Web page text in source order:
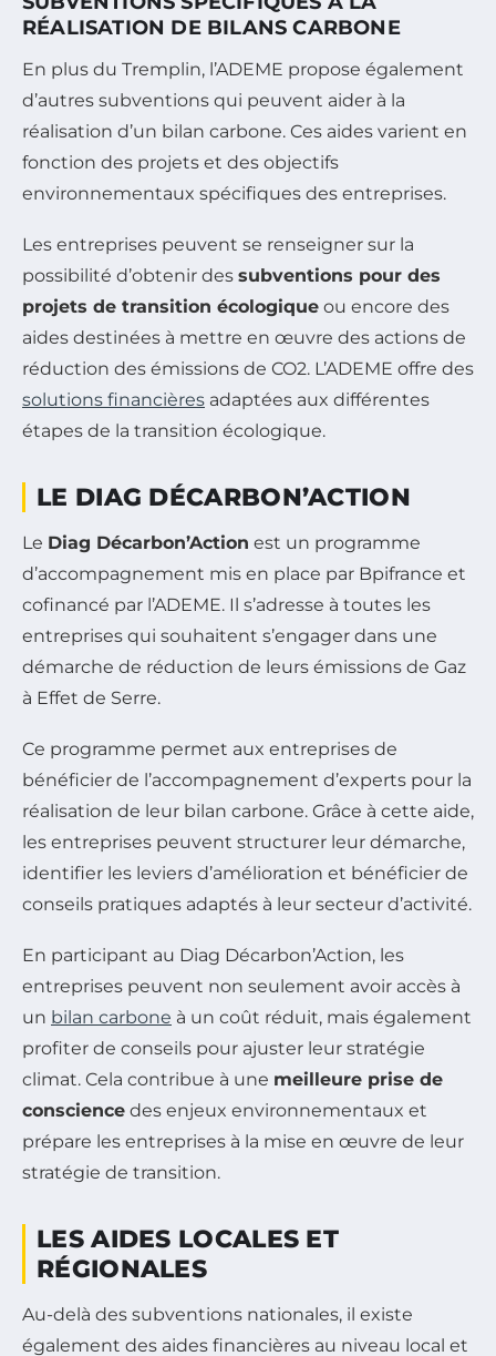
RÉALISATION DE BILANS CARBONE
En plus du Tremplin, l’ADEME propose également
d’autres subventions qui peuvent aider à la
réalisation d’un bilan carbone. Ces aides varient en
fonction des projets et des objectifs
environnementaux spécifiques des entreprises.
Les entreprises peuvent se renseigner sur la
possibilité d’obtenir des subventions pour des
projets de transition écologique ou encore des
aides destinées à mettre en œuvre des actions de
réduction des émissions de CO2. L’ADEME offre des
solutions financières adaptées aux différentes
étapes de la transition écologique.
LE DIAG DÉCARBON’ACTION
Le Diag Décarbon’Action est un programme
d’accompagnement mis en place par Bpifrance et
cofinancé par l’ADEME. Il s’adresse à toutes les
entreprises qui souhaitent s’engager dans une
démarche de réduction de leurs émissions de Gaz
à Effet de Serre.
Ce programme permet aux entreprises de
bénéficier de l’accompagnement d’experts pour la
réalisation de leur bilan carbone. Grâce à cette aide,
les entreprises peuvent structurer leur démarche,
identifier les leviers d’amélioration et bénéficier de
conseils pratiques adaptés à leur secteur d’activité.
En participant au Diag Décarbon’Action, les
entreprises peuvent non seulement avoir accès à
un bilan carbone à un coût réduit, mais également
profiter de conseils pour ajuster leur stratégie
climat. Cela contribue à une meilleure prise de
conscience des enjeux environnementaux et
prépare les entreprises à la mise en œuvre de leur
stratégie de transition.
LES AIDES LOCALES ET
RÉGIONALES
Au-delà des subventions nationales, il existe
également des aides financières au niveau local et